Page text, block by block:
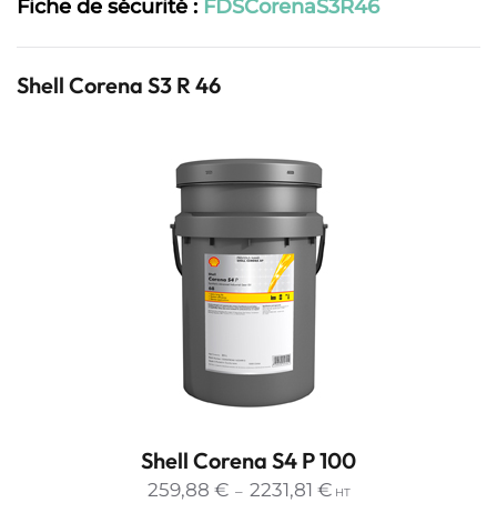
Fiche de sécurité : FDSCorenaS3R46
Shell Corena S3 R 46
Shell Corena S4 P 100
259,88 € – 2231,81 €Plage
HT